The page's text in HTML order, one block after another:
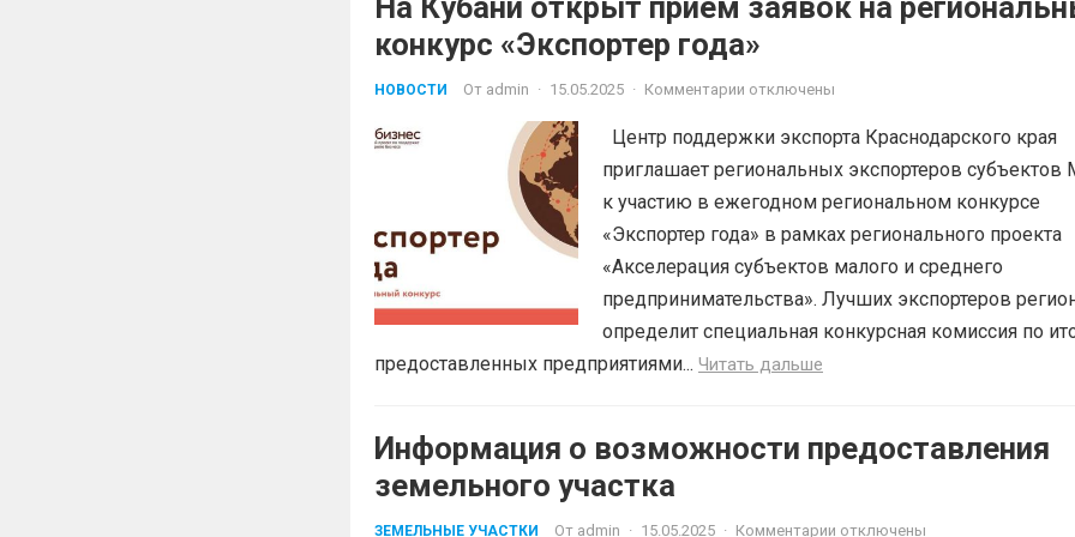
На Кубани открыт прием заявок на
конкурс «Экспортер года»
НОВОСТИ От admin · 15.05.2025 · Комментарии отключены
Центр поддержки экспорта Краснодарского края
приглашает региональных экспортеров
к участию в ежегодном региональном конкурсе
«Экспортер года» в рамках регионального проекта
«Акселерация субъектов малого и среднего
предпринимательства». Лучших экспортеров
определит специальная конкурсная комиссия по
предоставленных предприятиями... Читать дальше
Информация о возможности предоставления
земельного участка
ЗЕМЕЛЬНЫЕ УЧАСТКИ От admin · 15.05.2025 · Комментарии отключены